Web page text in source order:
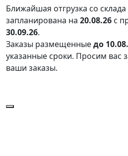
Ближайшая отгрузка со
запланирована на 20.08.26 с
30.09.26.
Заказы размещенныедо
указанные сроки. Просим вас
ваши заказы.